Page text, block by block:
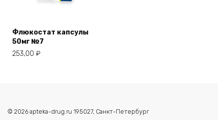
Флюкостат капсулы
50мг №7
253,00 ₽
© 2026 apteka-drug.ru 195027, Санкт-Петербург